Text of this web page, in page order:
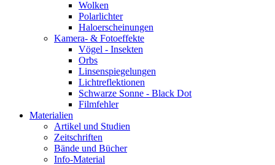
Wolken
Polarlichter
Haloerscheinungen
Kamera- & Fotoeffekte
Vögel - Insekten
Orbs
Linsenspiegelungen
Lichtreflektionen
Schwarze Sonne - Black Dot
Filmfehler
Materialien
Artikel und Studien
Zeitschriften
Bände und Bücher
Info-Material